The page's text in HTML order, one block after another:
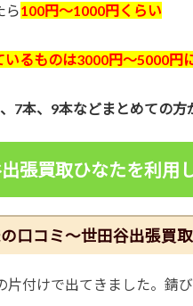
ら100円〜1000円くらい
いるものは3000円〜5000円
7本、9本などまとめての方
張買取ひなたを利用
口コミ～世田谷出張買
片付けで出てきました。錆